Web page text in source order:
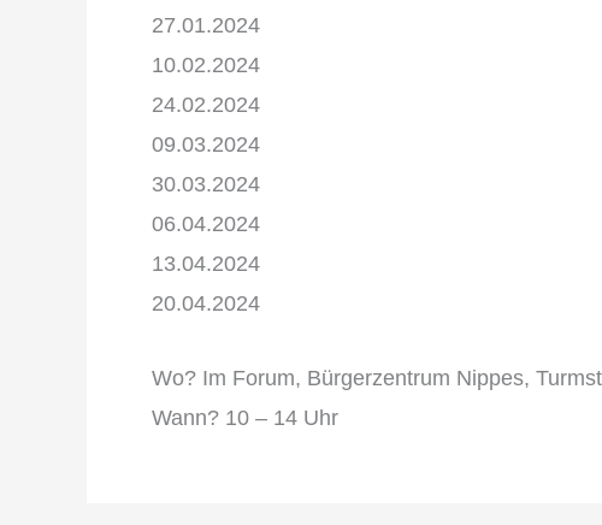
27.01.2024
10.02.2024
24.02.2024
09.03.2024
30.03.2024
06.04.2024
13.04.2024
20.04.2024
Wo? Im Forum, Bürgerzentrum Nippes,
Wann? 10 – 14 Uhr